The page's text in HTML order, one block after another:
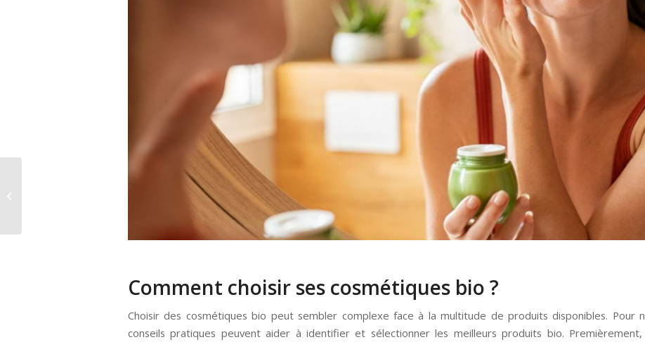
Comment choisir ses cosmétiques bio ?
Choisir des cosmétiques bio peut sembler complexe face à la multitude de produits disponibles. Pour
conseils pratiques peuvent aider à identifier et sélectionner les meilleurs produits bio.